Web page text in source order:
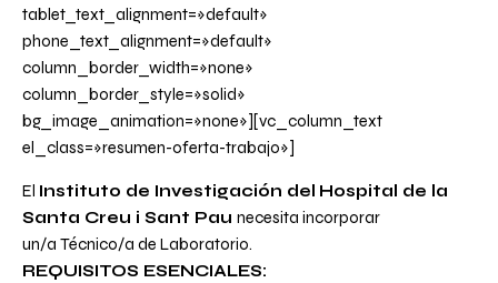
tablet_text_alignment=»default»
phone_text_alignment=»default»
column_border_width=»none»
column_border_style=»solid»
bg_image_animation=»none»][vc_column_text
el_class=»resumen-oferta-trabajo»]
El Instituto de Investigación del Hospital de la
Santa Creu i Sant Pau necesita incorporar
un/a Técnico/a de Laboratorio.
REQUISITOS ESENCIALES: